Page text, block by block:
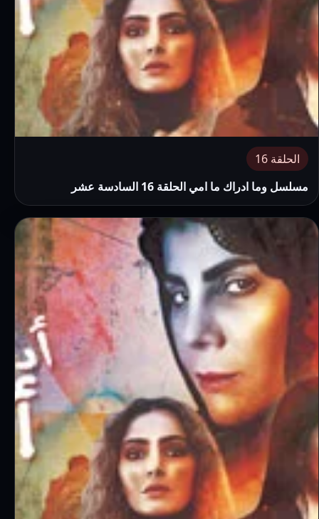
الحلقة 16
مسلسل وما ادراك ما امي الحلقة 16 السادسة عشر